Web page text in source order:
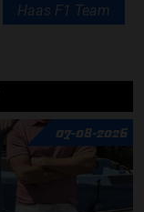
Haas F1 Team
07-08-2026